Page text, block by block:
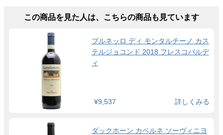
この商品を見た人は、こちらの商品も見ています
ブルネッロ ディ モンタルチーノ カス
テルジョコンド 2018 フレスコバルデ
ィ
¥9,537 詳しくみる
ダックホーン カベルネ ソーヴィニヨ